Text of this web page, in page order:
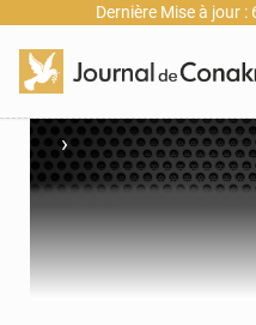
Dernière Mise à jour
›